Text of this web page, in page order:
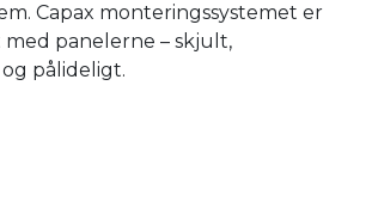
Capax monteringssystemet er
panelerne – skjult,
pålideligt.